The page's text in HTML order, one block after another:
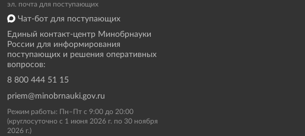
эл. почта для поступающих
Чат-бот для поступающих
Единый контакт-центр Минобрнауки
России для информирования
поступающих и решения оперативных
вопросов:
8 800 444 51 15
priem@minobrnauki.gov.ru
Режим работы: Пн–Пт с 9:00 до 20:00
(круглосуточно с 1 июня 2026 г. по 30 ноября
2026 г.)